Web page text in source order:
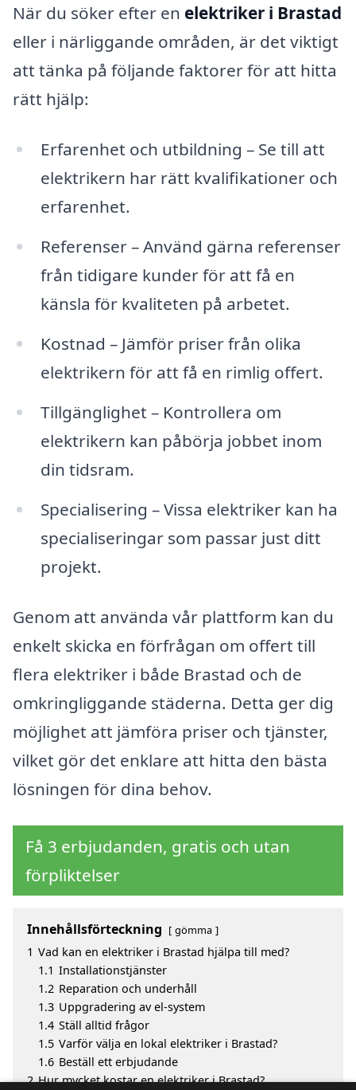
När du söker efter en elektriker i Brastad
eller i närliggande områden, är det viktigt
att tänka på följande faktorer för att hitta
rätt hjälp:
Erfarenhet och utbildning – Se till att
elektrikern har rätt kvalifikationer och
erfarenhet.
Referenser – Använd gärna referenser
från tidigare kunder för att få en
känsla för kvaliteten på arbetet.
Kostnad – Jämför priser från olika
elektrikern för att få en rimlig offert.
Tillgänglighet – Kontrollera om
elektrikern kan påbörja jobbet inom
din tidsram.
Specialisering – Vissa elektriker kan ha
specialiseringar som passar just ditt
projekt.
Genom att använda vår plattform kan du
enkelt skicka en förfrågan om offert till
flera elektriker i både Brastad och de
omkringliggande städerna. Detta ger dig
möjlighet att jämföra priser och tjänster,
vilket gör det enklare att hitta den bästa
lösningen för dina behov.
Få 3 erbjudanden, gratis och utan
förpliktelser
Innehållsförteckning gömma
1 Vad kan en elektriker i Brastad hjälpa till med?
1.1 Installationstjänster
1.2 Reparation och underhåll
1.3 Uppgradering av el-system
1.4 Ställ alltid frågor
1.5 Varför välja en lokal elektriker i Brastad?
1.6 Beställ ett erbjudande
2 Hur mycket kostar en elektriker i Brastad?